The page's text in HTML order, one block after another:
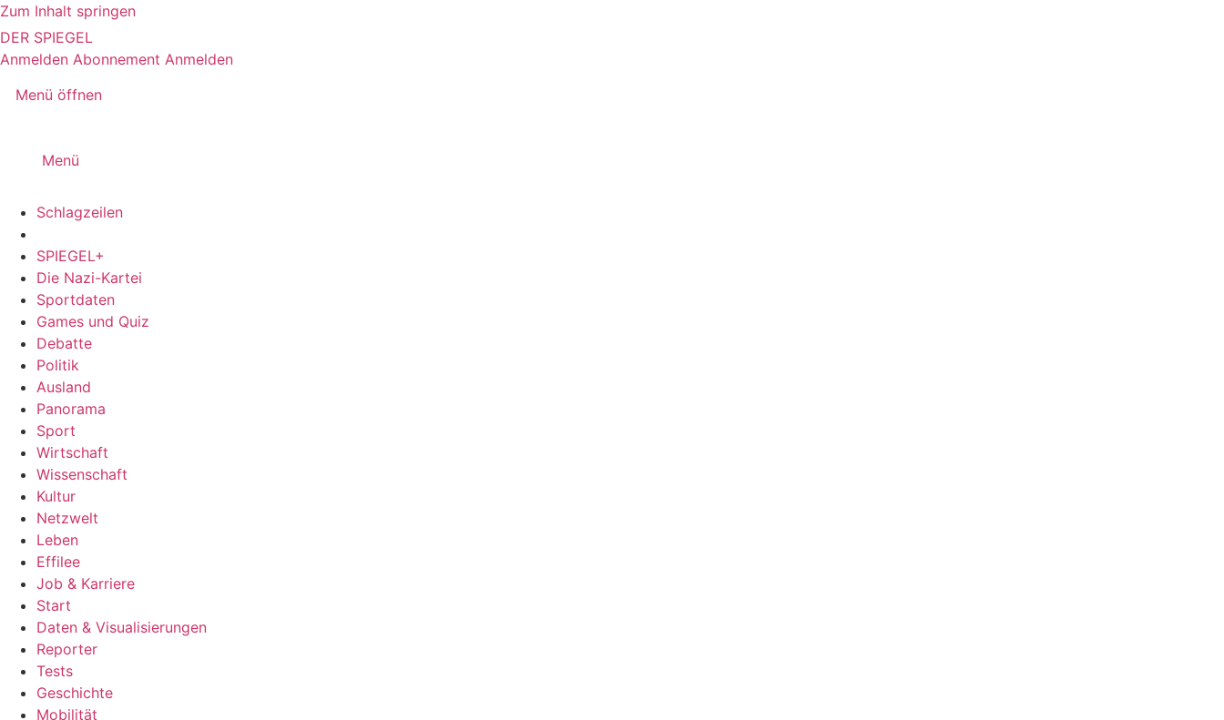
Zum Inhalt springen
DER SPIEGEL
Anmelden Abonnement Anmelden
Menü öffnen
Menü
Schlagzeilen
SPIEGEL+
Die Nazi-Kartei
Sportdaten
Games und Quiz
Debatte
Politik
Ausland
Panorama
Sport
Wirtschaft
Wissenschaft
Kultur
Netzwelt
Leben
Effilee
Job & Karriere
Start
Daten & Visualisierungen
Reporter
Tests
Geschichte
Mobilität